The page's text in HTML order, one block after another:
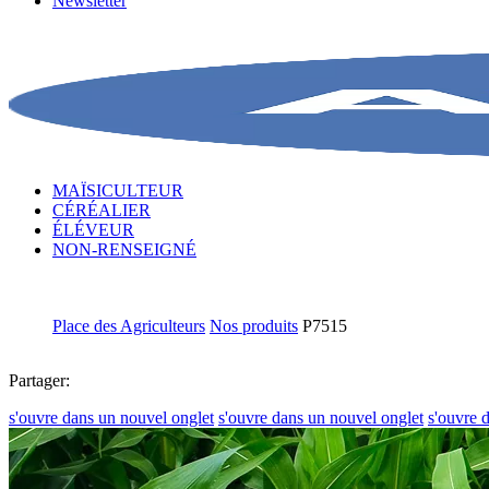
MAÏSICULTEUR
CÉRÉALIER
ÉLÉVEUR
NON-RENSEIGNÉ
Place des Agriculteurs Nos produits P7515
Partager:
s'ouvre dans un nouvel onglet s'ouvre dans un nouvel onglet s'ouvre